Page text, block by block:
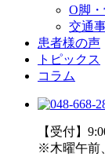
O脚
交通
患者様の声
トピックス
コラム
【受付】
※木曜午前